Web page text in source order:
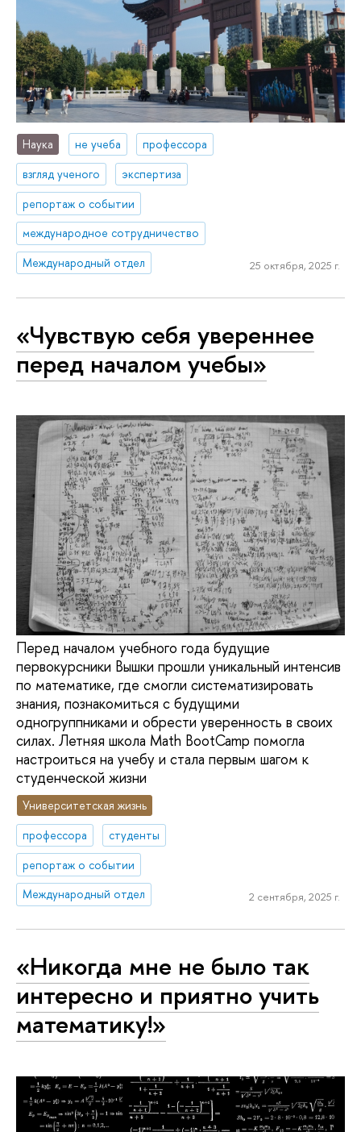
Наука не учеба
профессора
взгляд ученого
экспертиза
репортаж о событии
международное сотрудничество
Международный отдел
25 октября, 2025 г.
«Чувствую себя увереннее
перед началом учебы»
Перед началом учебного года будущие
первокурсники Вышки прошли уникальный интенсив
по математике, где смогли систематизировать
знания, познакомиться с будущими
одногруппниками и обрести уверенность в своих
силах. Летняя школа Math BootCamp помогла
настроиться на учебу и стала первым шагом к
студенческой жизни
Университетская жизнь
профессора
студенты
репортаж о событии
Международный отдел
2 сентября, 2025 г.
«Никогда мне не было так
интересно и приятно учить
математику!»